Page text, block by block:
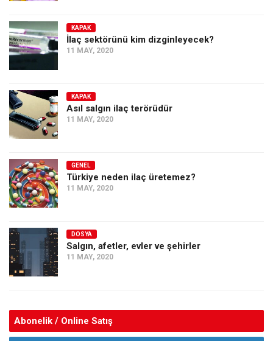
Düşünce
Dosyalar
KAPAK
İlaç sektörünü kim dizginleyecek?
11 MAY, 2020
KAPAK
Asıl salgın ilaç terörüdür
11 MAY, 2020
GENEL
Türkiye neden ilaç üretemez?
11 MAY, 2020
DOSYA
Salgın, afetler, evler ve şehirler
11 MAY, 2020
Abonelik / Online Satış